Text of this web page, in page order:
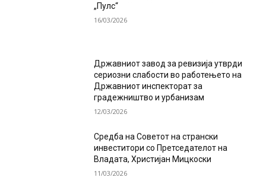
„Пулс“
16/03/2026
Државниот завод за ревизија утврди
сериозни слабости во работењето на
Државниот инспекторат за
градежништво и урбанизам
12/03/2026
Средба на Советот на странски
инвеститори со Претседателот на
Владата, Христијан Мицкоски
11/03/2026